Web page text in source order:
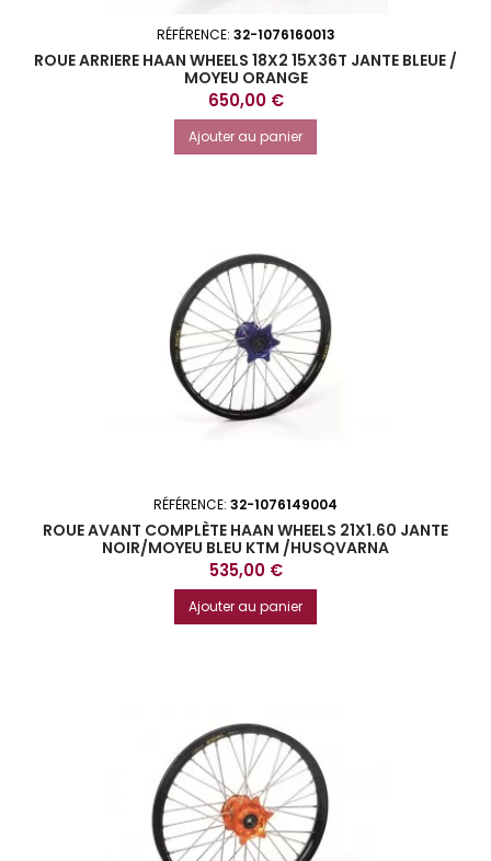
RÉFÉRENCE: 32-1076160013
ROUE ARRIERE HAAN WHEELS 18X2 15X36T JANTE BLEUE /
MOYEU ORANGE
Prix
650,00 €
Ajouter au panier
RÉFÉRENCE: 32-1076149004
ROUE AVANT COMPLÈTE HAAN WHEELS 21X1.60 JANTE
NOIR/MOYEU BLEU KTM /HUSQVARNA
Prix
535,00 €
Ajouter au panier